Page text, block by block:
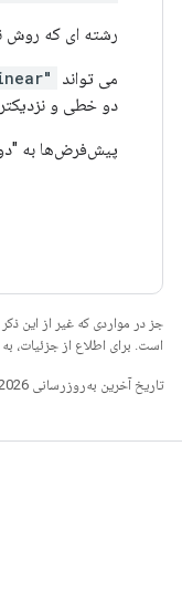
رشته ای که روش
می تواند "bilinear"
دو خطی و
پیش‌فرض‌ها به
جز در مواردی که غیر از این
است. برای اطلاع از جزئیات، به
تاریخ آخرین به‌روزرسانی 2026-02-18 به‌وقت ساعت هماهنگ جهانی.